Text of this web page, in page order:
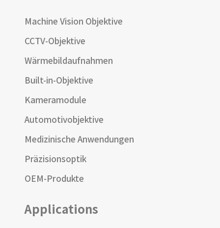
Machine Vision Objektive
CCTV-Objektive
Wärmebildaufnahmen
Built-in-Objektive
Kameramodule
Automotivobjektive
Medizinische Anwendungen
Präzisionsoptik
OEM-Produkte
Applications